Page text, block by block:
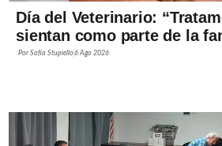
Día del Veterinario:
sientan como parte de la
PorSofía Stupiello6 Ago 2026